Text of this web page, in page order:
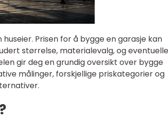
Prisen for å bygge en garasje kan
størrelse, materialevalg, og eventuelle
gir deg en grundig oversikt over bygge
målinger, forskjellige priskategorier og